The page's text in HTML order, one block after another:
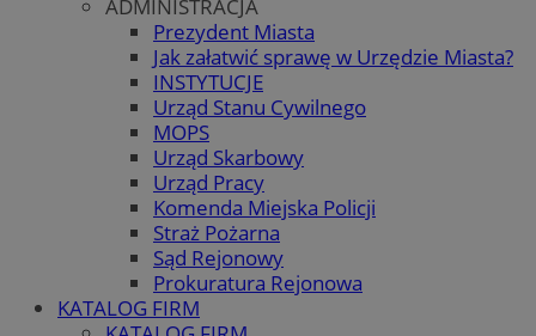
ADMINISTRACJA
Prezydent Miasta
Jak załatwić sprawę w Urzędzie Miasta?
INSTYTUCJE
Urząd Stanu Cywilnego
MOPS
Urząd Skarbowy
Urząd Pracy
Komenda Miejska Policji
Straż Pożarna
Sąd Rejonowy
Prokuratura Rejonowa
KATALOG FIRM